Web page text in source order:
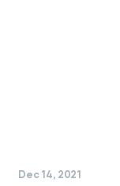
#chantier #
Dec 14, 2021